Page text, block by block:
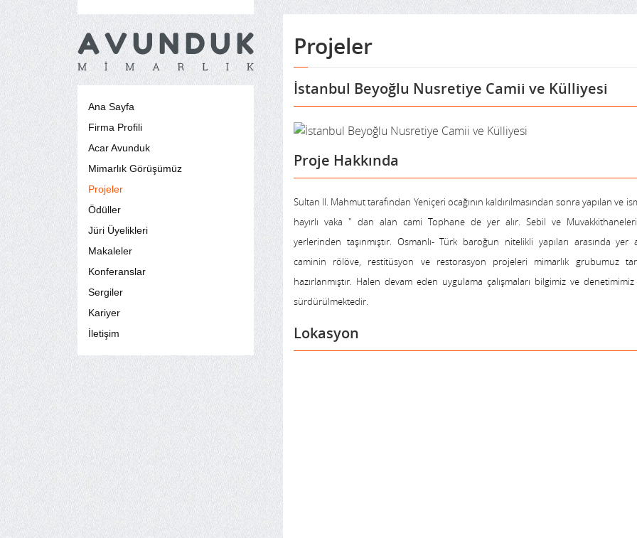
Ana Sayfa
Firma Profili
Acar Avunduk
Mimarlık Görüşümüz
Projeler
Ödüller
Jüri Üyelikleri
Makaleler
Konferanslar
Sergiler
Kariyer
İletişim
Projeler
İstanbul Beyoğlu Nusretiye Camii ve Külliyesi
Proje Hakkında
Sultan II. Mahmut tarafından Yeniçeri ocağının kaldırılmasından sonra yapılan ve
hayırlı vaka " dan alan cami Tophane de yer alır. Sebil ve
yerlerinden taşınmıştır. Osmanlı- Türk baroğun nitelikli yapıları arasında
caminin rölöve, restitüsyon ve restorasyon projeleri mimarlık grubumuz
hazırlanmıştır. Halen devam eden uygulama çalışmaları bilgimiz ve denetimimiz
sürdürülmektedir.
Lokasyon